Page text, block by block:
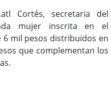
Cortés, secretaria del
mujer inscrita en el
mil pesos distribuidos en
que complementan los